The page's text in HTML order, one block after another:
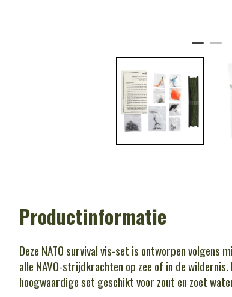
Productinformatie
Deze NATO survival vis-set is ontworpen
alle NAVO-strijdkrachten op zee of in de
hoogwaardige set geschikt voor zout en zoet